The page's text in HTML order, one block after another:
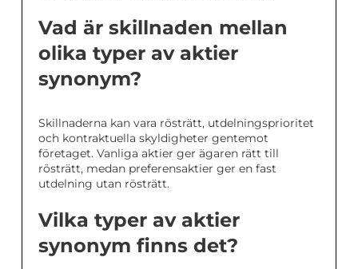
Vad är skillnaden mellan
olika typer av aktier
synonym?
Skillnaderna kan vara rösträtt, utdelningsprioritet
och kontraktuella skyldigheter gentemot
företaget. Vanliga aktier ger ägaren rätt till
rösträtt, medan preferensaktier ger en fast
utdelning utan rösträtt.
Vilka typer av aktier
synonym finns det?